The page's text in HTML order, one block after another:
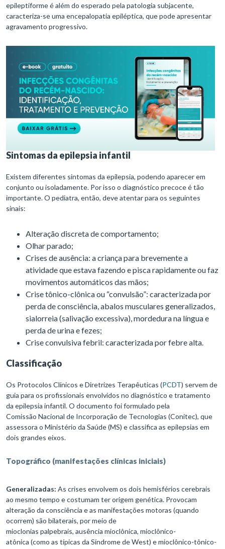
epileptiforme é além do esperado pela patologia subjacente,
caracteriza-se uma encepalopatia epiléptica, que pode apresentar
agravamento progressivo.
Sintomas da epilepsia infantil
Existem diferentes sintomas da epilepsia, podendo aparecer em
conjunto ou isoladamente. Por isso o diagnóstico precoce é tão
importante. O pediatra, então, deve atentar para os seguintes
sinais:
Alteração discreta de comportamento;
Olhar parado;
Crises de ausência: a criança para brevemente a
atividade que estava fazendo e pisca rapidamente ou faz
movimentos automáticos das mãos;
Crise tônico-clônica ou “convulsão”: caracterizada por
perda de consciência, abalos musculares generalizados,
sialorreia (salivação excessiva), mordedura na língua e
perda de urina e fezes;
Crise convulsiva febril: caracterizada por febre alta.
Classificação
Os Protocolos Clínicos e Diretrizes Terapêuticas (PCDT) servem de
guia para os profissionais envolvidos no diagnóstico e tratamento
da epilepsia infantil. O documento foi formulado pela
Comissão Nacional de Incorporação de Tecnologias (Conitec), que
assessora o Ministério da Saúde (MS) e classifica as epilepsias em
dois grandes eixos.
Topográfico (manifestações clínicas iniciais)
Generalizadas: As crises envolvem os dois hemisférios cerebrais
ao mesmo tempo e costumam ter origem genética. Provocam
alteração da consciência e as manifestações motoras (quando
ocorrem) são bilaterais, por meio de
mioclonias palpebrais, ausência mioclônica, mioclônico‐
atônica (como as típicas da Síndrome de West) e mioclônico‐tônico‐